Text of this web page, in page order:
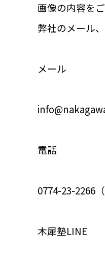
画像の内容を
弊社のメール
メール
電話
0774-23-2266
木犀塾LINE